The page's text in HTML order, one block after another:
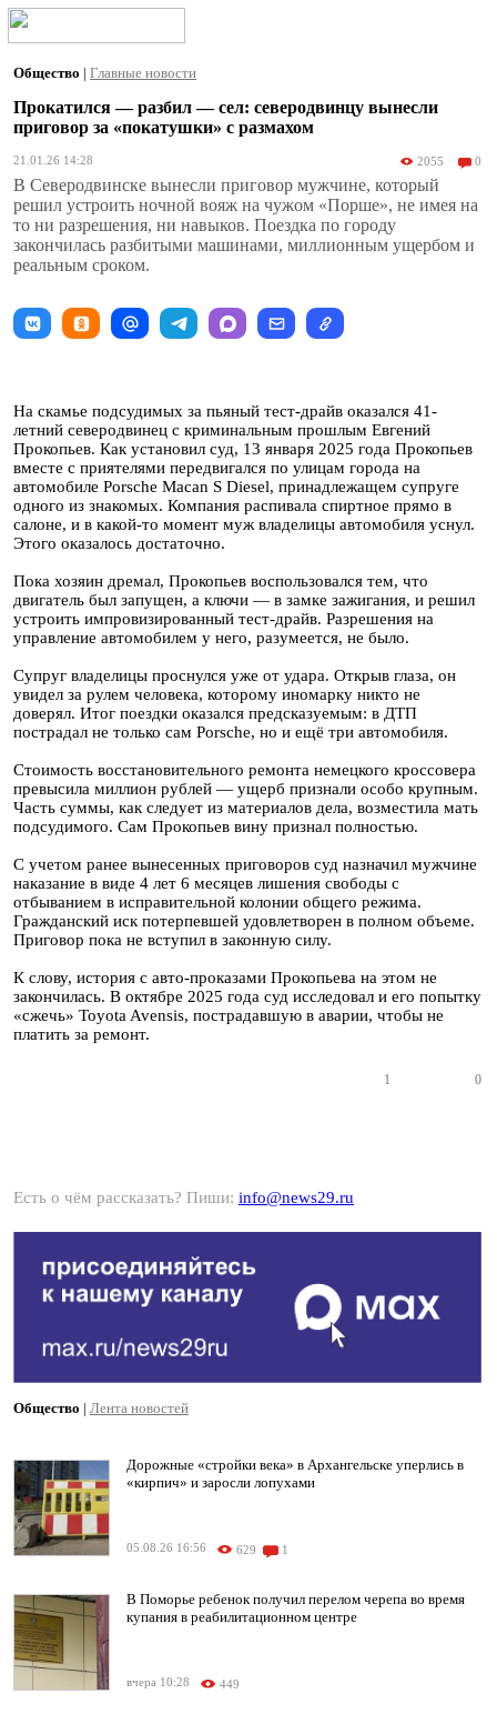
Общество | Главные новости
Прокатился — разбил — сел: северодвинцу вынесли
приговор за «покатушки» с размахом
21.01.26 14:28 2055 0
В Северодвинске вынесли приговор мужчине, который
решил устроить ночной вояж на чужом «Порше», не имея на
то ни разрешения, ни навыков. Поездка по городу
закончилась разбитыми машинами, миллионным ущербом и
реальным сроком.
На скамье подсудимых за пьяный тест-драйв оказался 41-
летний северодвинец с криминальным прошлым Евгений
Прокопьев. Как установил суд, 13 января 2025 года Прокопьев
вместе с приятелями передвигался по улицам города на
автомобиле Porsche Macan S Diesel, принадлежащем супруге
одного из знакомых. Компания распивала спиртное прямо в
салоне, и в какой-то момент муж владелицы автомобиля уснул.
Этого оказалось достаточно.
Пока хозяин дремал, Прокопьев воспользовался тем, что
двигатель был запущен, а ключи — в замке зажигания, и решил
устроить импровизированный тест-драйв. Разрешения на
управление автомобилем у него, разумеется, не было.
Супруг владелицы проснулся уже от удара. Открыв глаза, он
увидел за рулем человека, которому иномарку никто не
доверял. Итог поездки оказался предсказуемым: в ДТП
пострадал не только сам Porsche, но и ещё три автомобиля.
Стоимость восстановительного ремонта немецкого кроссовера
превысила миллион рублей — ущерб признали особо крупным.
Часть суммы, как следует из материалов дела, возместила мать
подсудимого. Сам Прокопьев вину признал полностью.
С учетом ранее вынесенных приговоров суд назначил мужчине
наказание в виде 4 лет 6 месяцев лишения свободы с
отбыванием в исправительной колонии общего режима.
Гражданский иск потерпевшей удовлетворен в полном объеме.
Приговор пока не вступил в законную силу.
К слову, история с авто-проказами Прокопьева на этом не
закончилась. В октябре 2025 года суд исследовал и его попытку
«сжечь» Toyota Avensis, пострадавшую в аварии, чтобы не
платить за ремонт.
1 0
Есть о чём рассказать? Пиши: info@news29.ru
Общество | Лента новостей
Дорожные «стройки века» в Архангельске уперлись в
«кирпич» и заросли лопухами
05.08.26 16:56 629 1
В Поморье ребенок получил перелом черепа во время
купания в реабилитационном центре
вчера 10:28 449